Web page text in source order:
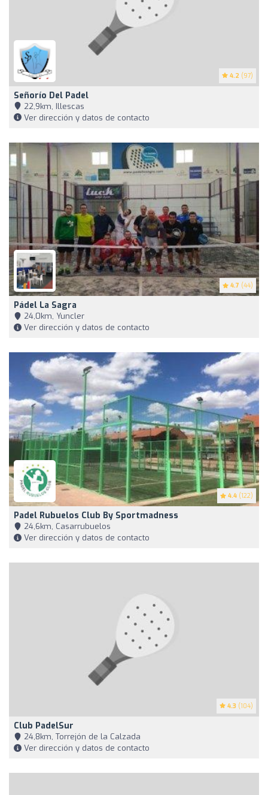
4.2 (97)
Señorío Del Padel
22,9km, Illescas
Ver dirección y datos de contacto
4.7 (44)
Pádel La Sagra
24,0km, Yuncler
Ver dirección y datos de contacto
4.4 (122)
Padel Rubuelos Club By Sportmadness
24,6km, Casarrubuelos
Ver dirección y datos de contacto
4.3 (104)
Club PadelSur
24,8km, Torrejón de la Calzada
Ver dirección y datos de contacto